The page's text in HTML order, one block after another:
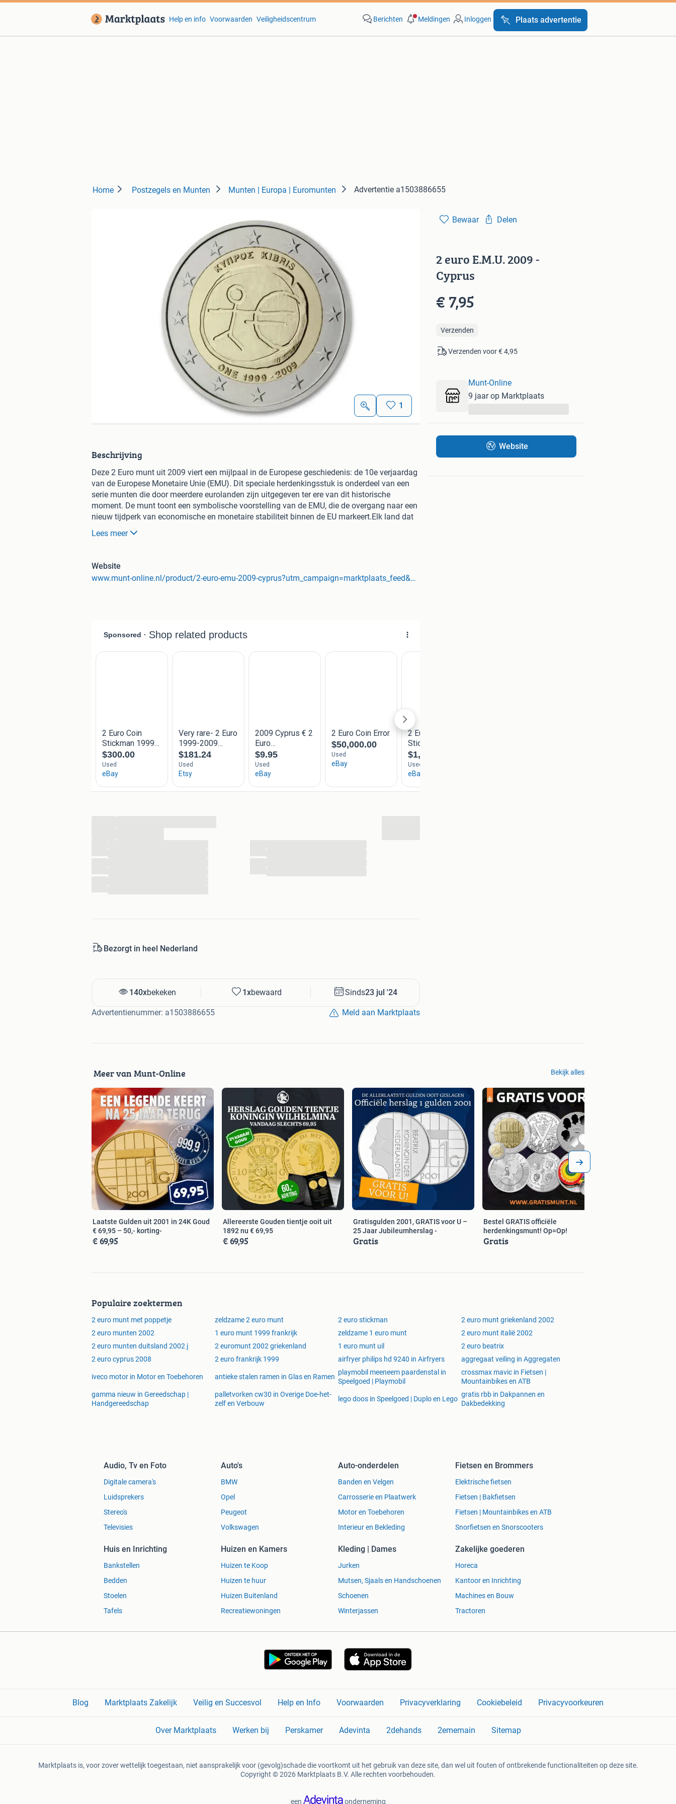
Help en info Voorwaarden Veiligheidscentrum Berichten Meldingen Inloggen Plaats advertentie
Home Postzegels en Munten Munten | Europa | Euromunten Advertentie a1503886655
1
Beschrijving
Deze 2 Euro munt uit 2009 viert een mijlpaal in de Europese geschiedenis: de 10e verjaardag
van de Europese Monetaire Unie (EMU). Dit speciale herdenkingsstuk is onderdeel van een
serie munten die door meerdere eurolanden zijn uitgegeven ter ere van dit historische
moment. De munt toont een symbolische voorstelling van de EMU, die de overgang naar een
nieuw tijdperk van economische en monetaire stabiliteit binnen de EU markeert.Elk land dat
deze herdenkingsmunten onderscheid van de gewone twee euro munten is het
herdenkingsmunt gebruikt worden. Ze zijn in het hele eurogebied wettig betaalmiddel; ze
kunnen als gewone euromunten worden gebruikt en moeten worden geaccepteerd.Uw 2 euro
munt wordt geleverd in beschermende capsule met een algemeen certificaat van echtheid.
Lees meer
Website
www.munt-online.nl/product/2-euro-emu-2009-cyprus?utm_campaign=marktplaats_feed&utm_content=&utm_source=marktplaats&utm_medium=cpc&utm_term=1435-eur2-0164
Bezorgt in heel Nederland
140xbekeken 1xbewaard Sinds23 jul '24
Advertentienummer: a1503886655 Meld aan Marktplaats
Bewaar Delen
2 euro E.M.U. 2009 -
Cyprus
€ 7,95
Verzenden
Verzenden voor € 4,95
Munt-Online
9 jaar op Marktplaats
Website
Meer van Munt-Online Bekijk alles
Laatste Gulden uit 2001 in 24K Goud
€ 69,95 – 50,- korting-
€ 69,95
Allereerste Gouden tientje ooit uit
1892 nu € 69,95
€ 69,95
Gratisgulden 2001, GRATIS voor U –
25 Jaar Jubileumherslag -
Gratis
Bestel GRATIS officiële
herdenkingsmunt! Op=Op!
Gratis
Populaire zoektermen
2 euro munt met poppetje zeldzame 2 euro munt 2 euro stickman
2 euro munt griekenland 2002
2 euro munten 2002
1 euro munt 1999 frankrijk zeldzame 1 euro munt
2 euro munt italië 2002
2 euro munten duitsland 2002 j
2 euromunt 2002 griekenland 1 euro munt uil
2 euro beatrix
2 euro cyprus 2008
2 euro frankrijk 1999 airfryer philips hd 9240 in Airfryers aggregaat veiling in Aggregaten
iveco motor in Motor en Toebehoren antieke stalen ramen in Glas en Ramen
playmobil meeneem paardenstal in
Speelgoed | Playmobil
crossmax mavic in Fietsen |
Mountainbikes en ATB
gamma nieuw in Gereedschap |
Handgereedschap
palletvorken cw30 in Overige Doe-het-
zelf en Verbouw
lego doos in Speelgoed | Duplo en Lego
gratis rbb in Dakpannen en
Dakbedekking
Audio, Tv en Foto
Digitale camera's
Luidsprekers
Stereo's
Televisies
Auto's
BMW
Opel
Peugeot
Volkswagen
Auto-onderdelen
Banden en Velgen
Carrosserie en Plaatwerk
Motor en Toebehoren
Interieur en Bekleding
Fietsen en Brommers
Elektrische fietsen
Fietsen | Bakfietsen
Fietsen | Mountainbikes en ATB
Snorfietsen en Snorscooters
Huis en Inrichting
Bankstellen
Bedden
Stoelen
Tafels
Huizen en Kamers
Huizen te Koop
Huizen te huur
Huizen Buitenland
Recreatiewoningen
Kleding | Dames
Jurken
Mutsen, Sjaals en Handschoenen
Schoenen
Winterjassen
Zakelijke goederen
Horeca
Kantoor en Inrichting
Machines en Bouw
Tractoren
Blog Marktplaats Zakelijk Veilig en Succesvol Help en Info Voorwaarden Privacyverklaring Cookiebeleid Privacyvoorkeuren
Over Marktplaats Werken bij Perskamer Adevinta 2dehands 2ememain Sitemap
Marktplaats is, voor zover wettelijk toegestaan, niet aansprakelijk voor (gevolg)schade die voortkomt uit het gebruik van deze site, dan wel uit fouten of ontbrekende functionaliteiten op deze site.
Copyright © 2026 Marktplaats B.V. Alle rechten voorbehouden.
een onderneming